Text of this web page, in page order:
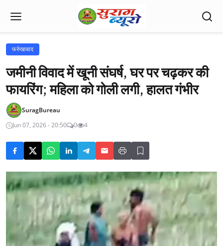
फर्रुखाबाद
जमीनी विवाद में खूनी संघर्ष, घर पर चढ़कर की
फायरिंग; महिला को गोली लगी, हालत गंभीर
SuragBureau
Jun 07, 2026 - 20:50
0 4